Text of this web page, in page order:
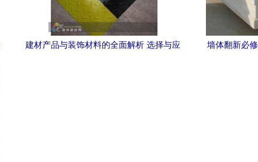
建材产品与装饰材料的全面解析 选择与应
墙体翻新必